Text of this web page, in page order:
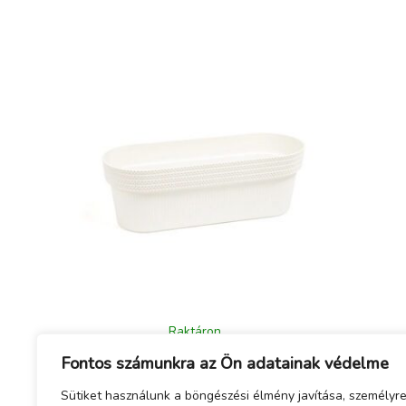
Fontos számunkra az Ön adatainak védelme
Sütiket használunk a böngészési élmény javítása, személyre
Raktáron
Balkonláda, Jersey, 38 cm, fehér
1 750Ft